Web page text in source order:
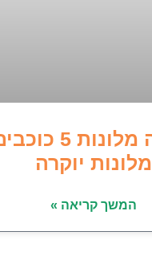
ניקוסיה מלונות
מלונות יוקרה
המשך קריאה »